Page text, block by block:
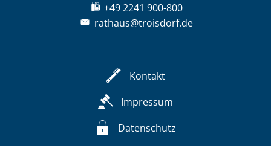
+49 2241 900-800
rathaus@troisdorf.de
Kontakt
Impressum
Datenschutz